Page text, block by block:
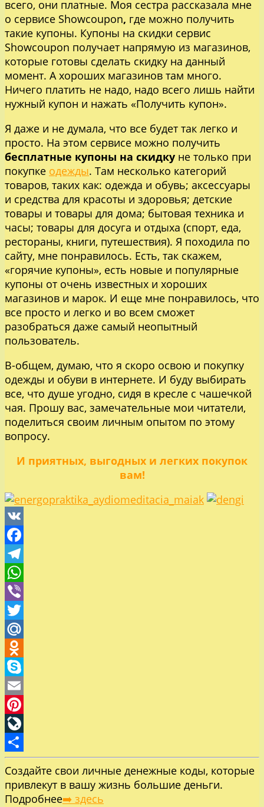
всего, они платные. Моя сестра рассказала мне
о сервисе Showcoupon, где можно получить
такие купоны. Купоны на скидки сервис
Showcoupon получает напрямую из магазинов,
которые готовы сделать скидку на данный
момент. А хороших магазинов там много.
Ничего платить не надо, надо всего лишь найти
нужный купон и нажать «Получить купон».
Я даже и не думала, что все будет так легко и
просто. На этом сервисе можно получить
бесплатные купоны на скидку не только при
покупке одежды. Там несколько категорий
товаров, таких как: одежда и обувь; аксессуары
и средства для красоты и здоровья; детские
товары и товары для дома; бытовая техника и
часы; товары для досуга и отдыха (спорт, еда,
рестораны, книги, путешествия). Я походила по
сайту, мне понравилось. Есть, так скажем,
«горячие купоны», есть новые и популярные
купоны от очень известных и хороших
магазинов и марок. И еще мне понравилось, что
все просто и легко и во всем сможет
разобраться даже самый неопытный
пользователь.
В-общем, думаю, что я скоро освою и покупку
одежды и обуви в интернете. И буду выбирать
все, что душе угодно, сидя в кресле с чашечкой
чая. Прошу вас, замечательные мои читатели,
поделиться своим личным опытом по этому
вопросу.
И приятных, выгодных и легких покупок
вам!
VK
Facebook
Telegram
WhatsApp
Viber
Twitter
Mail.Ru
Odnoklassniki
Skype
Email
Pinterest
LiveJournal
Отправить
Создайте свои личные денежные коды, которые
привлекут в вашу жизнь большие деньги.
Подробнее➡️ здесь